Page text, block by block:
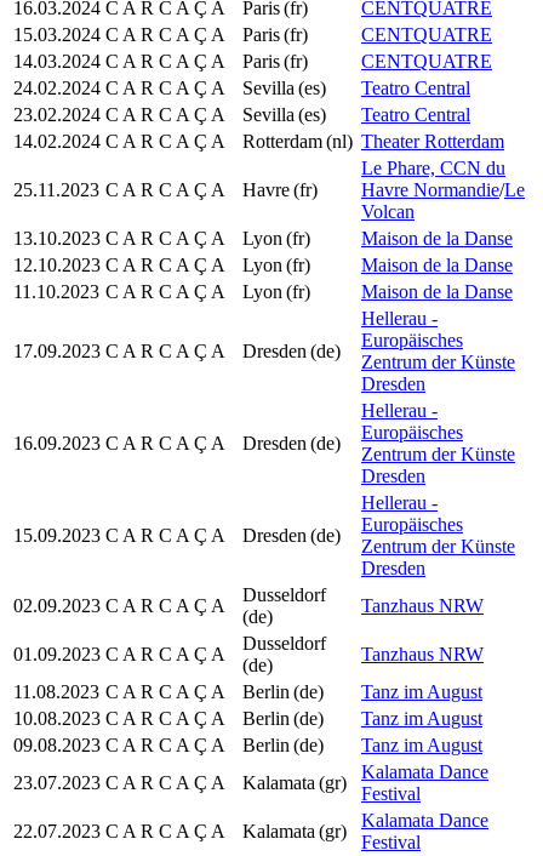
16.03.2024 C A R C A Ç A Paris(fr)
CENTQUATRE
15.03.2024 C A R C A Ç A Paris(fr)
CENTQUATRE
14.03.2024 C A R C A Ç A Paris(fr)
CENTQUATRE
24.02.2024 C A R C A Ç A Sevilla (es)
Teatro Central
23.02.2024 C A R C A Ç A Sevilla (es)
Teatro Central
14.02.2024 C A R C A Ç A Rotterdam(nl) Theater Rotterdam
25.11.2023 C A R C A Ç A Havre(fr)
Le Phare, CCN du
Havre Normandie/Le
Volcan
13.10.2023 C A R C A Ç A Lyon (fr)
Maison de la Danse
12.10.2023 C A R C A Ç A Lyon (fr)
Maison de la Danse
11.10.2023 C A R C A Ç A Lyon (fr) Maison de la Danse
17.09.2023 C A R C A Ç A Dresden (de)
Hellerau -
Europäisches
Zentrum der Künste
Dresden
16.09.2023 C A R C A Ç A Dresden (de)
Hellerau -
Europäisches
Zentrum der Künste
Dresden
15.09.2023 C A R C A Ç A Dresden (de)
Hellerau -
Europäisches
Zentrum der Künste
Dresden
02.09.2023 C A R C A Ç A
Dusseldorf
(de)
Tanzhaus NRW
01.09.2023 C A R C A Ç A
Dusseldorf
(de)
Tanzhaus NRW
11.08.2023 C A R C A Ç A Berlin (de)
Tanz im August
10.08.2023 C A R C A Ç A Berlin (de)
Tanz im August
09.08.2023 C A R C A Ç A Berlin (de)
Tanz im August
23.07.2023 C A R C A Ç A Kalamata (gr)
Kalamata Dance
Festival
22.07.2023 C A R C A Ç A Kalamata (gr)
Kalamata Dance
Festival